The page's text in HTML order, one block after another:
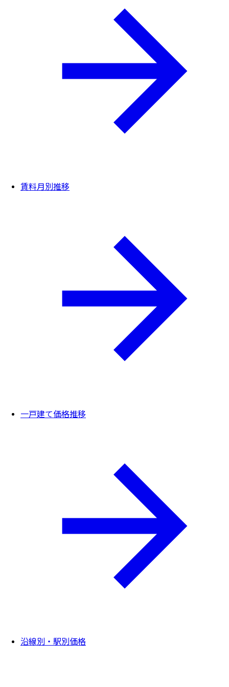
賃料月別推移
一戸建て価格推移
沿線別・駅別価格